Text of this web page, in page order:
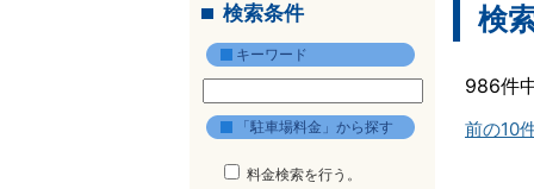
検索条件
キーワード
「駐車場料金」から探す
料金検索を行う。
検
986件
前の10